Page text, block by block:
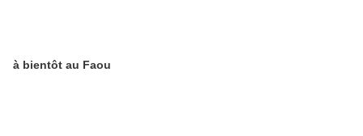
à bientôt au Faou